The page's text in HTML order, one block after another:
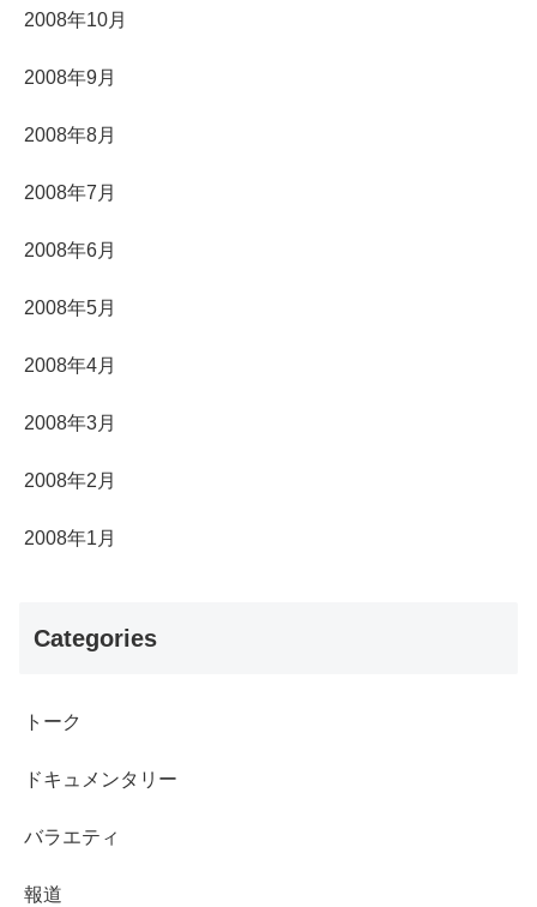
2008年10月
2008年9月
2008年8月
2008年7月
2008年6月
2008年5月
2008年4月
2008年3月
2008年2月
2008年1月
Categories
トーク
ドキュメンタリー
バラエティ
報道